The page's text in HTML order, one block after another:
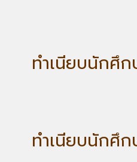
ทำเนียบนักศึก
ทำเนียบนักศึก